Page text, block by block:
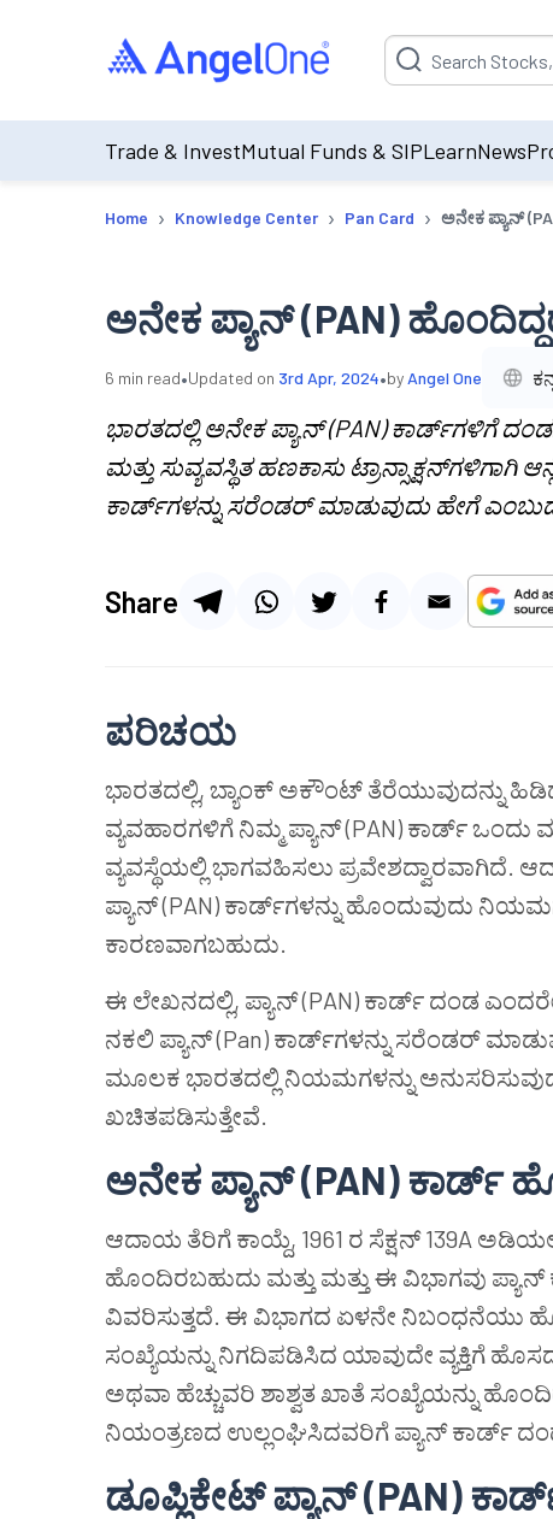
Suggestion will be
Trade & InvestMutual Funds & SIPLearnNews
Home › Knowledge Center › Pan Card › ಅನೇಕ ಪ್ಯಾನ್‌
ಅನೇಕ ಪ್ಯಾನ್‌ (PAN)
6 min read•Updated on 3rd Apr, 2024•by Angel One
ಭಾರತದಲ್ಲಿ ಅನೇಕ ಪ್ಯಾನ್ (PAN) ಕಾರ್ಡ್‌ಗಳಿಗೆ
ಮತ್ತು ಸುವ್ಯವಸ್ಥಿತ ಹಣಕಾಸು
ಕಾರ್ಡ್‌ಗಳನ್ನು ಸರೆಂಡರ್ ಮಾಡುವುದು ಹೇಗೆ
Share
ಪರಿಚಯ
ಭಾರತದಲ್ಲಿ, ಬ್ಯಾಂಕ್ ಅಕೌಂಟ್ ತೆರೆಯುವುದನ್ನು
ವ್ಯವಹಾರಗಳಿಗೆ ನಿಮ್ಮ ಪ್ಯಾನ್ (PAN) ಕಾರ್ಡ್
ವ್ಯವಸ್ಥೆಯಲ್ಲಿ ಭಾಗವಹಿಸಲು
ಪ್ಯಾನ್ (PAN) ಕಾರ್ಡ್‌ಗಳನ್ನು ಹೊಂದುವುದು
ಕಾರಣವಾಗಬಹುದು.
ಈ ಲೇಖನದಲ್ಲಿ, ಪ್ಯಾನ್ (PAN) ಕಾರ್ಡ್ ದಂಡ
ನಕಲಿ ಪ್ಯಾನ್ (Pan) ಕಾರ್ಡ್‌ಗಳನ್ನು ಸರೆಂಡರ್
ಮೂಲಕ ಭಾರತದಲ್ಲಿ ನಿಯಮಗಳನ್ನು
ಖಚಿತಪಡಿಸುತ್ತೇವೆ.
ಅನೇಕ ಪ್ಯಾನ್ (PAN) ಕಾರ್ಡ್
ಆದಾಯ ತೆರಿಗೆ ಕಾಯ್ದೆ, 1961 ರ ಸೆಕ್ಷನ್ 139A
ಹೊಂದಿರಬಹುದು ಮತ್ತು ಮತ್ತು ಈ ವಿಭಾಗವು
ವಿವರಿಸುತ್ತದೆ. ಈ ವಿಭಾಗದ ಏಳನೇ ನಿಬಂಧನೆಯು
ಸಂಖ್ಯೆಯನ್ನು ನಿಗದಿಪಡಿಸಿದ ಯಾವುದೇ ವ್ಯಕ್ತಿಗೆ
ಅಥವಾ ಹೆಚ್ಚುವರಿ ಶಾಶ್ವತ ಖಾತೆ ಸಂಖ್ಯೆಯನ್ನು
ನಿಯಂತ್ರಣದ ಉಲ್ಲಂಘಿಸಿದವರಿಗೆ ಪ್ಯಾನ್ ಕಾರ್ಡ್
ಡೂಪ್ಲಿಕೇಟ್ ಪ್ಯಾನ್ (PAN)